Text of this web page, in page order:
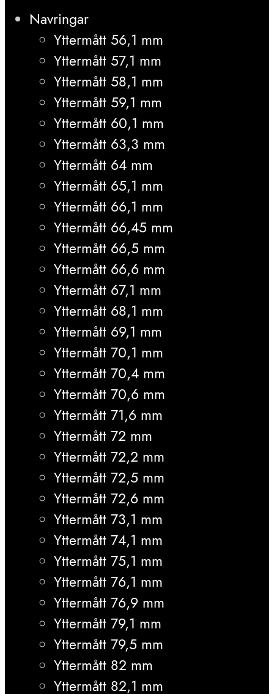
Navringar
Yttermått 56,1 mm
Yttermått 57,1 mm
Yttermått 58,1 mm
Yttermått 59,1 mm
Yttermått 60,1 mm
Yttermått 63,3 mm
Yttermått 64 mm
Yttermått 65,1 mm
Yttermått 66,1 mm
Yttermått 66,45 mm
Yttermått 66,5 mm
Yttermått 66,6 mm
Yttermått 67,1 mm
Yttermått 68,1 mm
Yttermått 69,1 mm
Yttermått 70,1 mm
Yttermått 70,4 mm
Yttermått 70,6 mm
Yttermått 71,6 mm
Yttermått 72 mm
Yttermått 72,2 mm
Yttermått 72,5 mm
Yttermått 72,6 mm
Yttermått 73,1 mm
Yttermått 74,1 mm
Yttermått 75,1 mm
Yttermått 76,1 mm
Yttermått 76,9 mm
Yttermått 79,1 mm
Yttermått 79,5 mm
Yttermått 82 mm
Yttermått 82,1 mm